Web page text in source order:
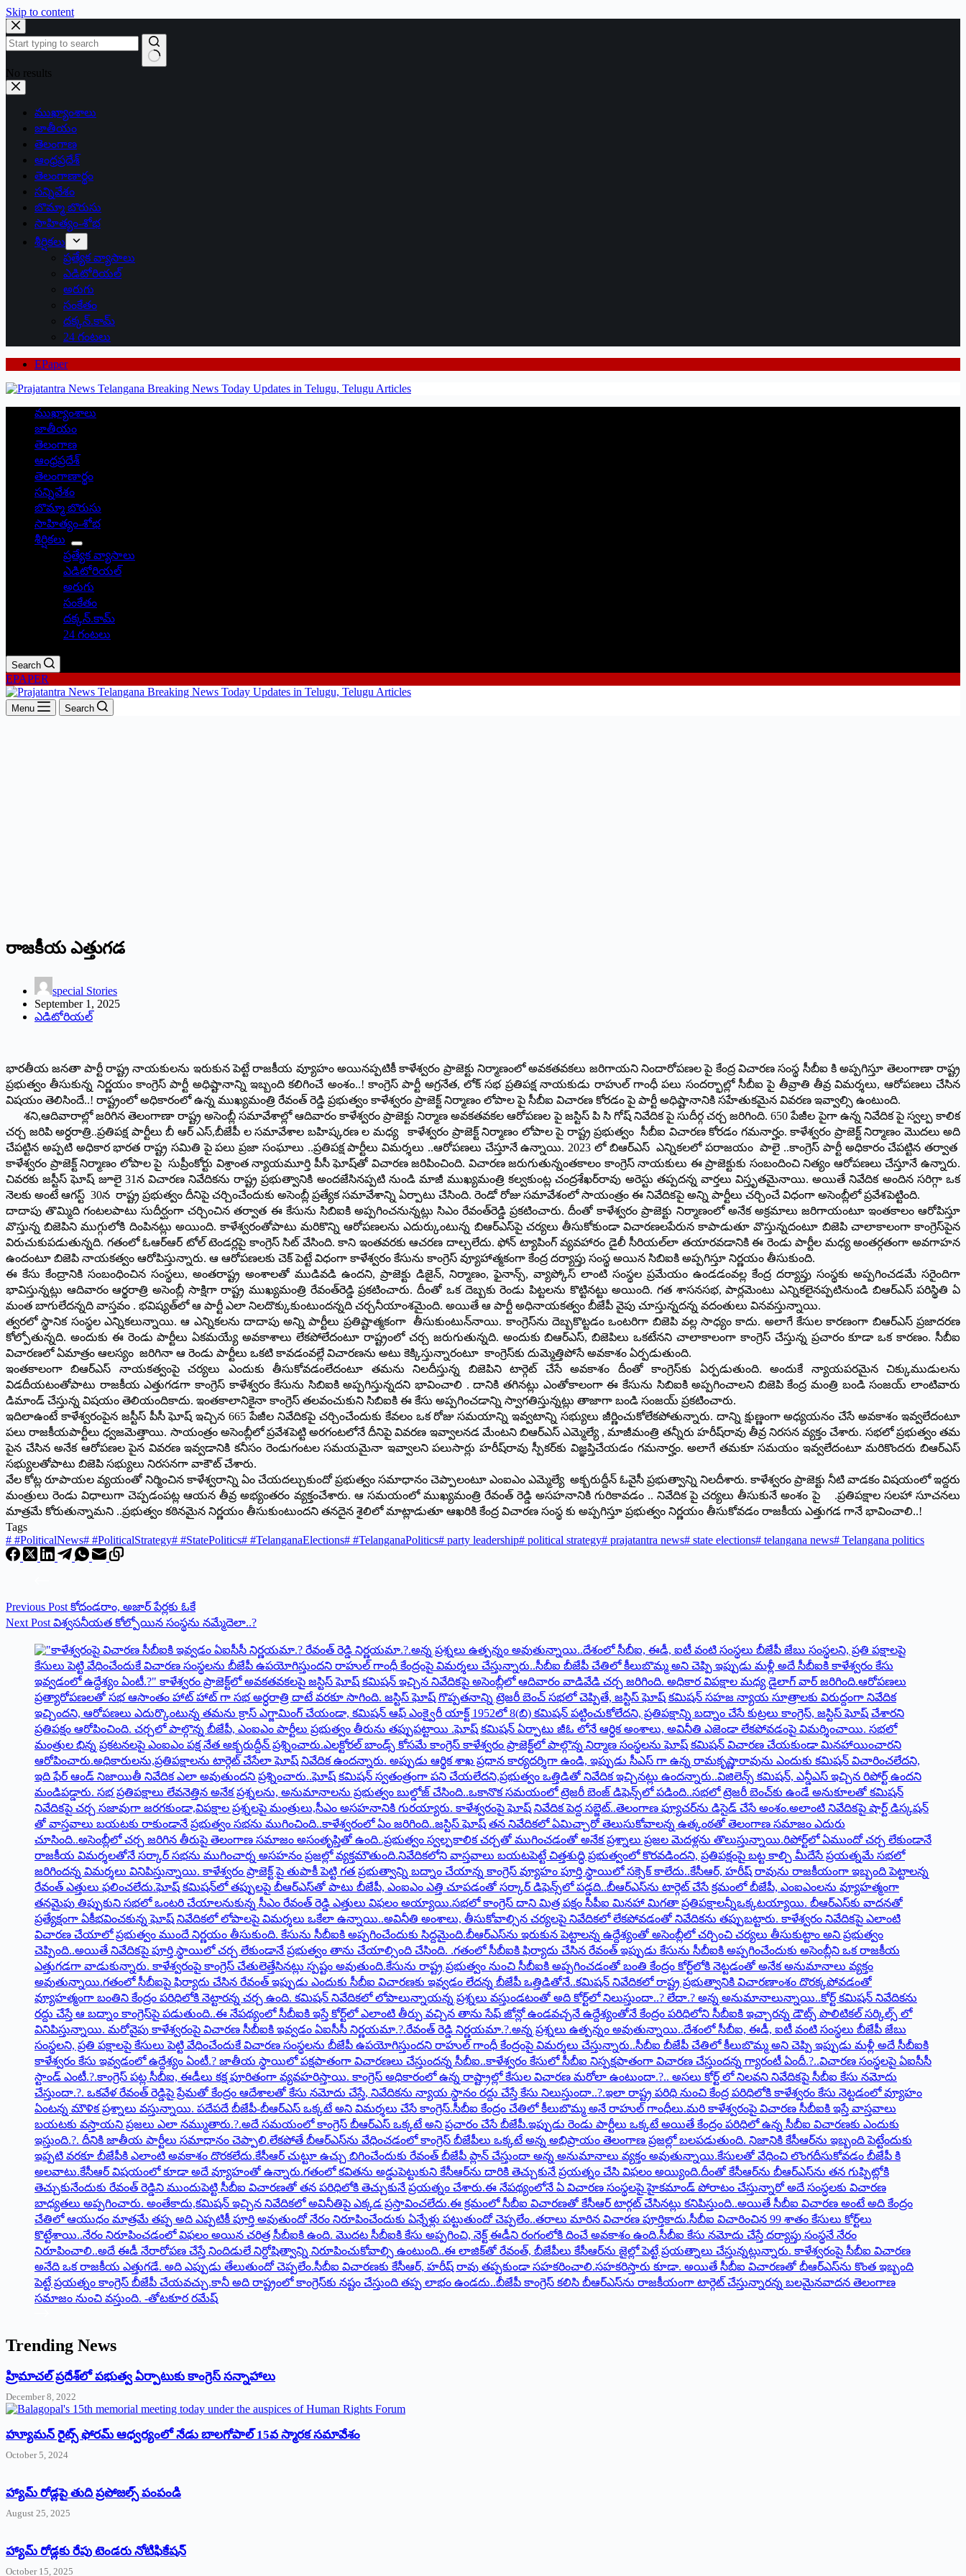
Skip to content
No results
ముఖ్యాంశాలు
జాతీయం
తెలంగాణ
ఆంధ్రప్రదేశ్
తెలంగాణార్థం
సన్నివేశం
బొమ్మా బొరుసు
సాహిత్యం-శోభ
శీర్షికలు
ప్రత్యేక వ్యాసాలు
ఎడిటోరియల్
అరుగు
సంకేతం
దక్కన్.కామ్
24 గంటలు
EPaper
ముఖ్యాంశాలు
జాతీయం
తెలంగాణ
ఆంధ్రప్రదేశ్
తెలంగాణార్థం
సన్నివేశం
బొమ్మా బొరుసు
సాహిత్యం-శోభ
శీర్షికలు
ప్రత్యేక వ్యాసాలు
ఎడిటోరియల్
అరుగు
సంకేతం
దక్కన్.కామ్
24 గంటలు
Search
EPAPER
Menu Search
రాజకీయ ఎత్తుగడ
special Stories
September 1, 2025
ఎడిటోరియల్
భారతీయ జనతా పార్టీ రాష్ట్ర నాయకులను ఇరుకున పెట్టే రాజకీయ వ్యూహం అయినప్పటికీ కాళేశ్వరం ప్రాజెక్టు నిర్మాణంలో అవకతవకలు జరిగాయని నిందారోపణల పై కేంద్ర విచారణ సంస్థ సీబీఐ కి అప్పగిస్తూ తెలంగాణా రాష్ట్ర
ప్రభుత్వం తీసుకున్న నిర్ణయం కాంగ్రెస్ పార్టీ అధిష్టానాన్ని ఇబ్బంది కలిగించే అంశం..! కాంగ్రెస్ పార్టీ అగ్రనేత, లోక్ సభ ప్రతిపక్ష నాయకుడు రాహుల్ గాంధీ పలు సందర్భాల్లో సీబీఐ పై తీవ్రాతి తీవ్ర విమర్శలు, ఆరోపణలు చేసిన
విషయం తెలిసిందే..! రాష్ట్రంలో అధికారంలో ఉన్న ముఖ్యమంత్రి రేవంత్ రెడ్డి ప్రభుత్వం కాళేశ్వరం ప్రాజెక్ట్ నిర్మాణం లోపాల పై సీబీఐ విచారణ కోరడం పై పార్టీ అధిష్టానానికి సహేతుకమైన వివరణ ఇవ్వాల్సి ఉంటుంది.
శని,ఆదివారాల్లో జరిగిన తెలంగాణా రాష్ట్ర అసెంబ్లీ సమావేశాల్లో ఆదివారం కాళేశ్వరం ప్రాజెక్టు నిర్మాణ అవకతవకల ఆరోపణల పై జస్టిస్ పి సి గోష్ నివేదిక పై సుదీర్గ చర్చ జరిగింది. 650 పేజీల పైగా ఉన్న నివేదిక పై స్వల్ప కాలిక
చర్చ జరిపి అర్ధరాత్రి..ప్రతిపక్ష పార్టీలు బీ ఆర్ ఎస్,బీజేపీ ల సమావేశాల బహిష్కరణ ల మధ్య కాళేశ్వరం ప్రాజెక్ట్ నిర్మాణం లోపాల పై రాష్ట్ర ప్రభుత్వం సీబీఐ విచారణ కోరడం గమనార్హం. కాళేశ్వరం ప్రాజెక్ట్ నిర్మాణం మొదలు అది
చేపట్టిన అప్పటి అధికార భారత రాష్ట్ర సమితి పై పలు ప్రజా సంఘాలు ..ప్రతిపక్ష పార్టీలు విమర్శలు ..ఆరోపణలు చేస్తూనే ఉన్నాయి. 2023 లో బిఆర్ఎస్ ఎన్నికలలో పరాజయం పాలై ..కాంగ్రెస్ పార్టీ అధికారం చేపట్టిన తర్వాత
కాళేశ్వరం ప్రాజెక్ట్ నిర్మాణం లోపాల పై సుప్రీంకోర్టు విశ్రాంత న్యాయమూర్తి పీసీ ఘోష్‌తో విచారణ జరిపించింది. విచారణ జరుగుతున్నంతకాలం కాంగ్రెస్‌ ‌నాయకులు ఈ ప్రాజెక్టుకు సంబందించి నిత్యం ఆరోపణలు చేస్తూనే ఉన్నారు.
చివరకు జస్టీస్‌ ‌ఘోష్‌ ‌జూలై 31న విచారణ నివేదికను రాష్ట్ర ప్రభుత్వానికి అందజేసినప్పటి నుండి మాజీ ముఖ్యమంత్రి కల్వకుంట్ల చంద్రశేఖర్‌రావు అరెస్టు తప్పదన్న వార్తలు విస్తృతమైనాయి. అయితే నివేదిక అందిన సరిగ్గా ఒక
నెలకు అంటే ఆగస్ట్ 30న రాష్ట్ర ప్రభుత్వం దీనిపై చర్చించేందుకు అసెంబ్లీ ప్రత్యేక సమావేశాన్ని ఏర్పాటు చేసింది. రెండో రోజు సమావేశంలో సాయంత్రం ఈ నివేదికపై అన్ని పార్టీలు చర్చించే విధంగా అసెంబ్లీలో ప్రవేశపెట్టింది.
దాదాపు తొమ్మిది గంటలపాటు సుదీర్ఘంగా చర్చించిన తర్వాత ఈ కేసును సిబిఐకి అప్పగించనున్నట్లు సిఎం రేవంత్‌రెడ్డి ప్రకటించారు. దీంతో కాళేశ్వరం ప్రాజెక్టు నిర్మాణంలో అనేక అక్రమాలు జరిగాయంటూ ఇంతకాలం ఆరోపిస్తూ
వొస్తున్న బిజెపిని ముగ్గులోకి దింపినట్లు అయింది. కాళేశ్వరంతోపాటు మరికొన్ని ఆరోపణలను ఎదుర్కుంటున్న బిఆర్‌ఎస్‌పై చర్యలు తీసుకోకుండా విచారణలపేరున కాపాడుతూ వొస్తున్నదంటూ బిజెపి చాలాకాలంగా కాంగ్రెస్‌పైన
విరుచుకుపడుతున్నది. గతంలో ఓఆర్‌ఆర్‌ ‌టోల్‌ ‌టెండర్లపై కాంగ్రెస్‌ ‌సిట్‌ ‌వేసింది. కాని ఇంతవరకు ఆచరణ దాల్చలేదు. ఫోన్‌ ‌ట్యాపింగ్‌ ‌వ్యవహారం డైలీ సీరియల్‌లా తయారవడానికి ఈ రెండు పార్టీల మధ్య అంతర్గతంగా అవగాహన
ఉందంటూ బిజెపి నాయకత్వం ఆరోపిస్తున్నారు. ఆ ఆరోపణలకు చెక్‌ ‌పెట్టే విధంగా కాళేశ్వరం కేసును కాంగ్రెస్‌ ‌వ్యూహాత్మకంగా కేంద్ర దర్యాప్తు సంస్థ అయిన సిబిఐకి అప్పగిస్తూ నిర్ణయం తీసుకుంది.
ఈ కేసు కేంద్రానికి సంబంధించిన సంస్థలు, అంతరాష్ట్ర అంశాలతో ముడివడి ఉందని, ప్రాజెక్టు డిజైన్‌, ‌నిర్మాణం, ఫైనాన్స్, ‌వ్యాప్కోస్‌ ‌లాంటి సంస్థల ప్రమేయం ఉండడంవల్ల కేంద్ర దర్యాప్తు సంస్థకు అప్పగించడమే సరైందిగా
భావిస్తున్నట్లు ఆదివారం ఆర్థరాత్రి అసెంబ్లీ సాక్షిగా రాష్ట్ర ముఖ్యమంత్రి రేవంత్‌రెడ్డి ప్రకటించారు. దీంతో ఒక దెబ్బకు రెండు పిట్టలను కొట్టినట్టు అయింది. గత శాసనసభ, పార్లమెంటు ఎన్నికలైనప్పటినుండి బిఆర్‌ఎస్‌ ‌పరిస్థితి ఏ
మంత బాగులేదన్నది వాస్తవం . భవిష్యత్‌లో ఆ పార్టీ ఎలా నిలదొక్కుకుంటుందన్నది చర్చనీయాంశమైంది. అయితే ఆ పార్టీ అధినాయకత్వం బీజేపీ వైపు చూస్తున్నదన్న వదంతులు వినవస్తున్నాయి.
త్వరలో స్థానిక సంస్థల ఎన్నికలున్నాయి. ఆ ఎన్నికలను దాదాపు అన్ని పార్టీలు ప్రతిష్టాత్మకంగా తీసుకుంటున్నాయి. కాంగ్రెస్‌ను దెబ్బకొట్టడం ఒంటరిగా బిజెపి వల్ల సాధ్యం కాదు. అలాగే కేసుల కారణంగా బిఆర్‌ఎస్‌ ‌ప్రజాదరణ
కోల్పోతున్నది. అందుకు ఈ రెండు పార్టీలు ఏకమయ్యే అవకాశాలు లేకపోలేదంటూ రాష్ట్రంలో చర్చ జరుగుతున్నది. అందుకు బిఆర్‌ఎస్‌, ‌బిజెపిలు ఒకటేనని చాలాకాలంగా కాంగ్రెస్‌ ‌చేస్తున్న ప్రచారం కూడా ఒక కారణం. సీబీఐ
విచారణలో ఏమాత్రం ఆలస్యం జరిగినా ఆ రెండు పార్టీలు ఒకటి కావడంవల్లే విచారణను అటు కెక్కిస్తున్నారంటూ కాంగ్రెస్‌కు దుమ్మెత్తిపోసే అవకాశం ఏర్పడుతుంది.
ఇంతకాలంగా బిఆర్‌ఎస్‌ ‌నాయకత్వంపై చర్యలు ఎందుకు తీసుకోవడంలేదంటూ తమను నిలదీస్తున్న బిజెపిని టార్గెట్‌ ‌చేసే అవకాశం దీంతో కాంగ్రెస్‌కు ఏర్పడుతుంది. అందుకే న్యాయపరమైన చిక్కుముడులను
విడదీయటంతోపాటు రాజకీయ ఎత్తుగడగా కాంగ్రెస్‌ ‌కాళేశ్వరం కేసును సిబిఐకి అప్పగిస్తున్నదని భావించాలి . దానికి తగినట్లు ఎంతోకాలంగా ఈ కేసును సిబిఐకి అప్పగించాలని బిజెపి కేంద్ర మంత్రి బండి సంజయ్‌ ‌లాంటివారు
డిమాండ్‌ ‌చేస్తున్న విషయం తెలియందికాదు. ఇంతకాలానికైనా కాంగ్రెస్‌ ‌తలవంచుకుని సిబిఐకి ఈ కేసు అప్పగించడాన్ని స్వాగతిస్తున్నట్లు తాజాగా బండి సంజయ్‌ ‌ప్రకటించారు.
ఇదిలాఉంటే కాళేశ్వరంపైన జస్టీస్‌ ‌పీసీ ఘోష్‌ ఇచ్చిన 665 పేజీల నివేదికపై చర్చించేందుకు కేవలం ఒక రోజు సమయాన్ని ఇవ్వటాన్ని సభ్యులు జీర్ణించుకోలేకపోతున్నారు. దాన్ని క్షుణ్ణంగా అధ్యయనం చేసే అవకాశం ఇవ్వలేదంటూ
పలు రాజకీయపార్టీలు ధ్వజమెత్తాయి. సాయంత్రం అసెంబ్లీలో ప్రవేశపెట్టి అరగంటలోనే దీనిపై వివరణ ఇవ్వాలనడ మేంటని బిఆర్‌ఎస్‌ ఎమ్మెల్యే , ‌మాజీమంత్రి తన్నీరు హరీష్‌రావు తీవ్ర నిరసన వ్యక్తం చేశారు. సభలో ప్రభుత్వం తమ
పైన చేసిన అనేక ఆరోపణల పైన వివరణ ఇవ్వడానికి కనీసం రెండుగంటల సమయమైనా ఇవ్వాలని పలుసార్లు హరీష్‌రావు స్పీకర్‌కు విజ్ఞప్తిచేయడం గమనార్హం. అలాగే తమకూ సమయం ఇవ్వలేదంటూ మరికొందరు బిఆర్‌ఎస్‌
‌సభ్యులతోపాటు బిజెపి సభ్యులు నిరసనగా వాకౌట్‌ ‌చేశారు.
వేల కోట్ల రూపాయల వ్యయంతో నిర్మించిన కాళేశ్వరాన్ని ఏం చేయదల్చుకుందో ప్రభుత్వం సమాధానం చెప్పాలంటూ ఎంఐఎం ఎమ్మెల్యే అక్బరుద్దీన్‌ ఓవైసీ ప్రభుత్వాన్ని నిలదీశారు. కాళేశ్వరం ప్రాజెక్టు నీటి వాడకం విషయంలో ఇద్దరు
మంత్రులు రెండు విధాలుగా చెప్పడంపట్ల ఆయన తీవ్ర అభ్యంతరం వ్యక్తంచేశారు. ఆ సమయంలో ముఖ్యమంత్రి రేవంత్ రెడ్డి అసహనానికి గురికావడం .. నివేదిక పై చర్యలు తీసుకునే అంశం పై .ప్రతిపక్షాల సలహా సూచనలు
మాత్రమే కోరుతున్నామని ..ప్రభుత్వం కఠినమైన నిర్ణయం తీసుకుంటుందని తనదైన శైలిలో మాట్లాడుతూ ఆఖరికి కేంద్ర విచారణ సంస్థ కు అప్పగిస్తూ ప్రభుత్వం నిర్ణయం తీసుకోవడం రాజకీయ ఎత్తుగడ గానే భావించాలి..!
Tags
# #PoliticalNews# #PoliticalStrategy# #StatePolitics# #TelanganaElections# #TelanganaPolitics# party leadership# political strategy# prajatantra news# state elections# telangana news# Telangana politics
Previous Post కోదండరాం, అజార్‌ పేర్లకు ఓకే
Next Post విశ్వసనీయత కోల్పోయిన సంస్థను నమ్మేదెలా..?
Trending News
‌హ్రిమాచల్‌ ‌ప్రదేశ్‌లో పభుత్వ ఏర్పాటుకు కాంగ్రెస్‌ ‌సన్నాహాలు
December 8, 2022
హ్యూమన్‌ రైట్స్‌ ఫోరమ్‌ ఆధ్వర్యంలో నేడు బాలగోపాల్‌ 15వ స్మారక సమావేశం
October 5, 2024
హ్యామ్‌ రోడ్లపై తుది ప్రపోజల్స్‌ పంపండి
August 25, 2025
హ్యామ్‌ రోడ్లకు రేపు టెండరు నోటిఫికేషన్‌
October 15, 2025